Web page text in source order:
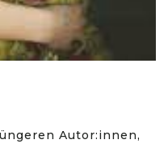
Autor:innen,